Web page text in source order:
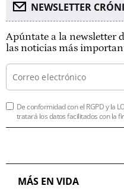
NEWSLETTER
Apúntate a la newsletter
las noticias más
De conformidad con el RGPD y la
tratará los datos facilitados con la
MÁS EN VIDA